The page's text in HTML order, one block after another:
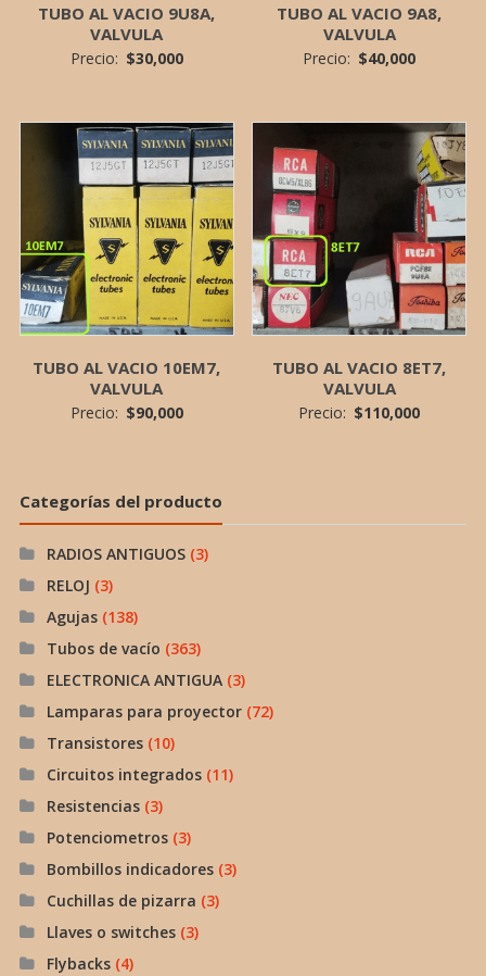
TUBO AL VACIO 9U8A,
VALVULA
Precio: $30,000
TUBO AL VACIO 9A8,
VALVULA
Precio: $40,000
TUBO AL VACIO 10EM7,
VALVULA
Precio: $90,000
TUBO AL VACIO 8ET7,
VALVULA
Precio: $110,000
Categorías del producto
RADIOS ANTIGUOS (3)
RELOJ (3)
Agujas (138)
Tubos de vacío (363)
ELECTRONICA ANTIGUA (3)
Lamparas para proyector (72)
Transistores (10)
Circuitos integrados (11)
Resistencias (3)
Potenciometros (3)
Bombillos indicadores (3)
Cuchillas de pizarra (3)
Llaves o switches (3)
Flybacks (4)